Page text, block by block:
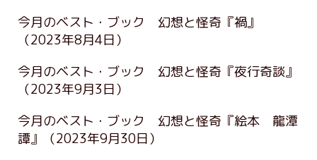
今月のベスト・ブック 幻想と怪奇『禍』
（2023年8月4日）
今月のベスト・ブック 幻想と怪奇『夜行奇談』
（2023年9月3日）
今月のベスト・ブック 幻想と怪奇『絵本 龍潭
譚』
（2023年9月30日）